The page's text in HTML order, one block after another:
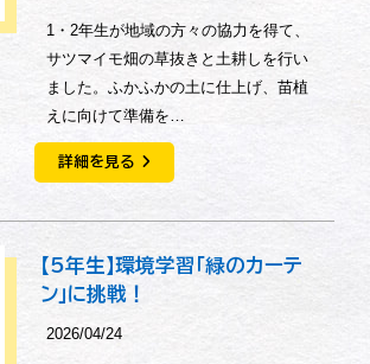
1・2年生が地域の方々の協力を得て、
サツマイモ畑の草抜きと土耕しを行い
ました。ふかふかの土に仕上げ、苗植
えに向けて準備を…
詳細を見る
【5年生】環境学習「緑のカーテ
ン」に挑戦！
2026/04/24